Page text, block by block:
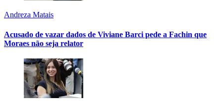
Andreza Matais
Acusado de vazar dados de Viviane Barci pede a Fachin que
Moraes não seja relator